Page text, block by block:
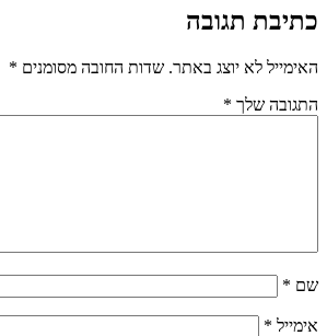
כתיבת תגובה
האימייל לא יוצג באתר. שדות החובה מסומנים *
התגובה שלך *
שם *
אימייל *